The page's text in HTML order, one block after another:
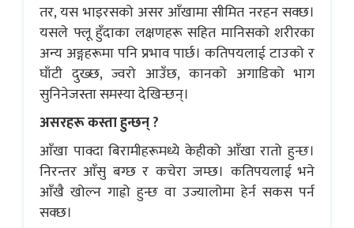
तर, यस भाइरसको असर आँखामा सीमित नरहन सक्छ।
यसले फ्लू हुँदाका लक्षणहरू सहित मानिसको शरीरका
अन्य अङ्गहरूमा पनि प्रभाव पार्छ। कतिपयलाई टाउको र
घाँटी दुख्छ, ज्वरो आउँछ, कानको अगाडिको भाग
सुनिनेजस्ता समस्या देखिन्छन्।
असरहरू कस्ता हुन्छन् ?
आँखा पाक्दा बिरामीहरूमध्ये केहीको आँखा रातो हुन्छ।
निरन्तर आँसु बग्छ र कचेरा जम्छ। कतिपयलाई भने
आँखै खोल्न गाह्रो हुन्छ वा उज्यालोमा हेर्न सकस पर्न
सक्छ।